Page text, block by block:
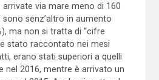
arrivate via mare meno di 160
senz’altro in aumento
ma non si tratta di “cifre
stato raccontato nei mesi
erano stati superiori a quelli
nel 2016, mentre è arrivato un